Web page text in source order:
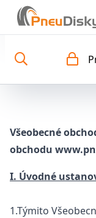
Všeobecné
obchodu
I. Úvodné
1.Týmito